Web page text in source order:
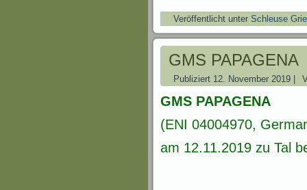
Veröffentlicht unter Schleuse
GMS PAPAGENA
Publiziert 12. November 2019
GMS PAPAGENA
(ENI 04004970,
am 12.11.2019 zu Tal